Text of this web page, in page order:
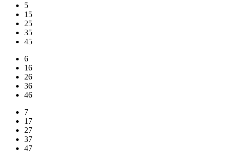
5
15
25
35
45
6
16
26
36
46
7
17
27
37
47